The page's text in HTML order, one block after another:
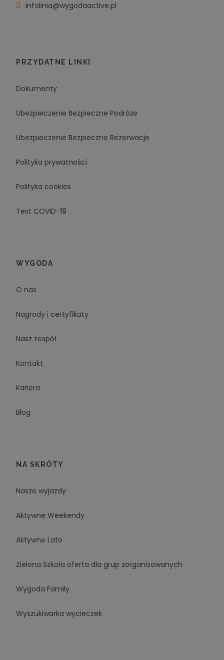
infolinia@wygodaactive.pl
PRZYDATNE LINKI
Dokumenty
Ubezpieczenie Bezpieczne Podróże
Ubezpieczenie Bezpieczne Rezerwacje
Polityka prywatności
Polityka cookies
Test COVID-19
WYGODA
O nas
Nagrody i certyfikaty
Nasz zespół
Kontakt
Kariera
Blog
NA SKRÓTY
Nasze wyjazdy
Aktywne Weekendy
Aktywne Lato
Zielona Szkoła oferta dla grup zorganizowanych
Wygoda Family
Wyszukiwarka wycieczek